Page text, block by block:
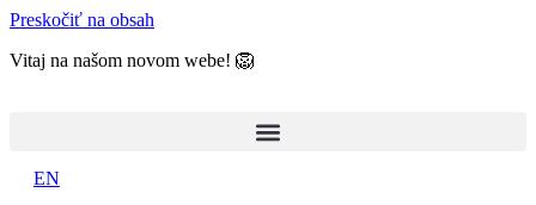
Preskočiť na obsah
Vitaj na našom novom webe! 🦁
EN